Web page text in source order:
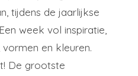
tijdens de jaarlijkse
week vol inspiratie,
en kleuren.
De grootste